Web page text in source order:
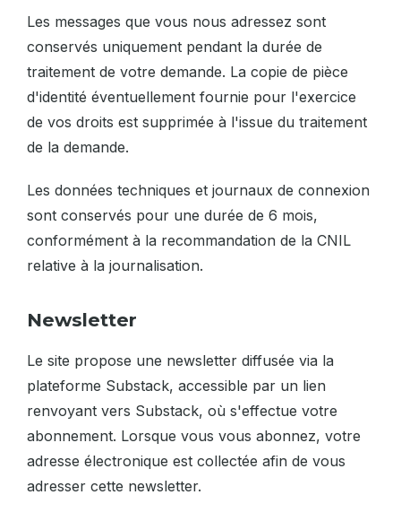
Les messages que vous nous adressez sont
conservés uniquement pendant la durée de
traitement de votre demande. La copie de pièce
d'identité éventuellement fournie pour l'exercice
de vos droits est supprimée à l'issue du traitement
de la demande.
Les données techniques et journaux de connexion
sont conservés pour une durée de 6 mois,
conformément à la recommandation de la CNIL
relative à la journalisation.
Newsletter
Le site propose une newsletter diffusée via la
plateforme Substack, accessible par un lien
renvoyant vers Substack, où s'effectue votre
abonnement. Lorsque vous vous abonnez, votre
adresse électronique est collectée afin de vous
adresser cette newsletter.